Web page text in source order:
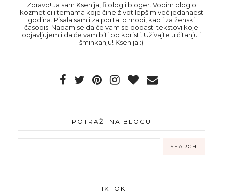
Zdravo! Ja sam Ksenija, filolog i bloger. Vodim blog o
kozmetici i temama koje čine život lepšim već jedanaest
godina. Pisala sam i za portal o modi, kao i za ženski
časopis. Nadam se da će vam se dopasti tekstovi koje
objavljujem i da će vam biti od koristi. Uživajte u čitanju i
šminkanju! Ksenija :)
POTRAŽI NA BLOGU
TIKTOK